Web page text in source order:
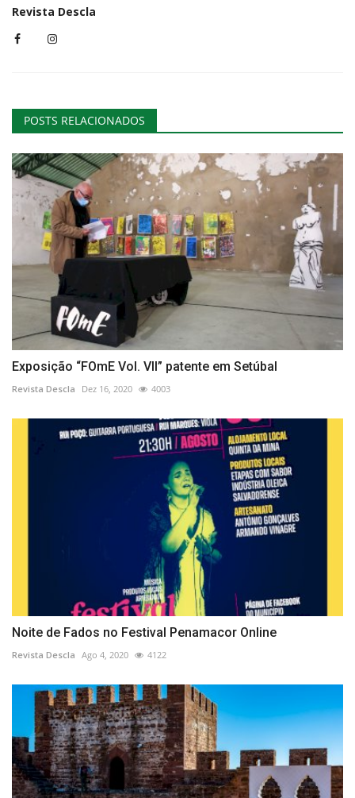
Revista Descla
POSTS RELACIONADOS
Exposição “FOmE Vol. VII” patente em Setúbal
Revista Descla Dez 16, 2020 4003
Noite de Fados no Festival Penamacor Online
Revista Descla Ago 4, 2020 4122